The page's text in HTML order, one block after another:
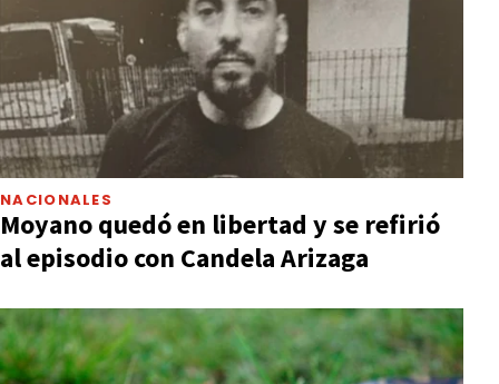
NACIONALES
Moyano quedó en libertad y se refirió
al episodio con Candela Arizaga